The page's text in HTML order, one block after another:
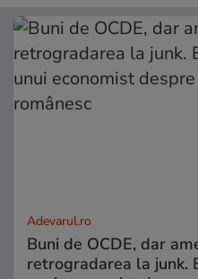
Adevarul.ro
Buni de OCDE, dar
retrogradarea la junk.